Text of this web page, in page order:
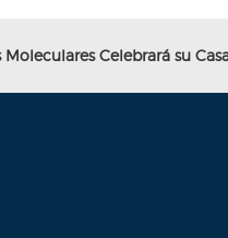
Celebrará su